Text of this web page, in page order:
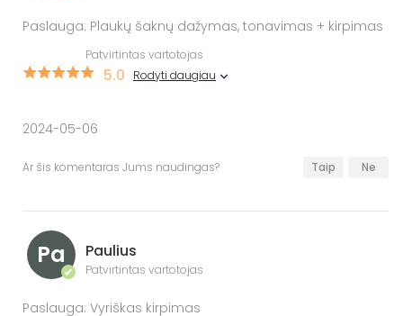
Paslauga: Plaukų šaknų dažymas, tonavimas + kirpimas
Patvirtintas vartotojas
5.0 Rodyti daugiau
2024-05-06
Ar šis komentaras Jums naudingas? Taip Ne
Pa
✔
Paulius
Patvirtintas vartotojas
Paslauga: Vyriškas kirpimas